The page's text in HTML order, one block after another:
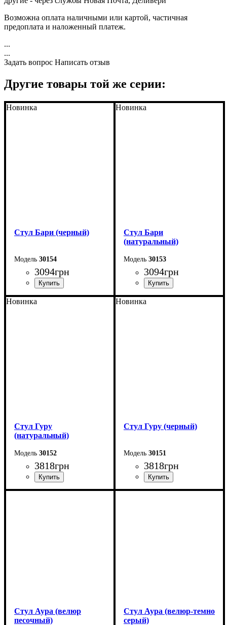
Возможна оплата наличными или картой, частичная
предоплата и наложенный платеж.
...
...
Задать вопрос Написать отзыв
Другие товары той же серии:
Новинка
Стул Бари (черный)
30154
3094грн
Новинка
Стул Бари
(натуральный)
30153
3094грн
Новинка
Стул Гуру
(натуральный)
30152
3818грн
Новинка
Стул Гуру (черный)
30151
3818грн
Стул Аура (велюр
песочный)
Стул Аура (велюр-темно
серый)